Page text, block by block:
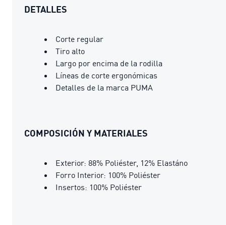
DETALLES
Corte regular
Tiro alto
Largo por encima de la rodilla
Líneas de corte ergonómicas
Detalles de la marca PUMA
COMPOSICIÓN Y MATERIALES
Exterior: 88% Poliéster, 12% Elastáno
Forro Interior: 100% Poliéster
Insertos: 100% Poliéster